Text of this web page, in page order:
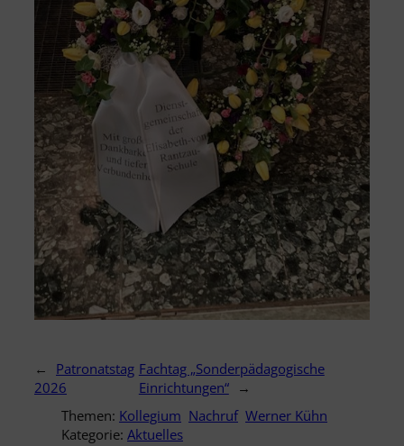
←
Patronatstag
2026
Fachtag „Sonderpädagogische
Einrichtungen“
→
Themen: Kollegium Nachruf Werner Kühn
Kategorie: Aktuelles